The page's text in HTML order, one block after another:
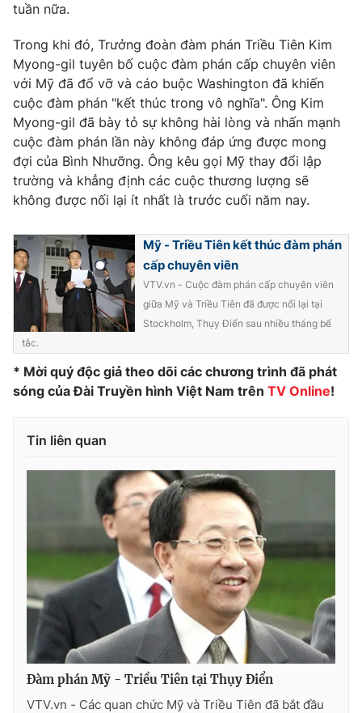
Photo
Video Shorts video
VTV Money VTV Thể thao
VTV Sức khoẻ Bất động sản
Thị trường 24h Tấm lòng Việt
VTV4 Vươn mình bằng AI
VTV9 VTV8
Liên hệ tòa soạn
Theo dõi báo trên
Cơ quan chủ quản: Đài Truyền hình Việt Nam
Cơ quan báo chí:Thời báo VTV
Giấy phép hoạt động báo in và báo điện tử số 483/GP-BTTTT
cấp ngày 29/12/2023
Tổng Biên tập: Vũ Thanh Thủy
Phó Tổng Biên tập:
Nguyễn Thị Mỹ Hạnh, Phạm Quốc Thắng,
Nguyễn Trọng Ninh
Tổng đài VTV: 024.38 355 931 - 024.38 355 932
tuần nữa.
Trong khi đó, Trưởng đoàn đàm phán Triều Tiên Kim
Myong-gil tuyên bố cuộc đàm phán cấp chuyên viên
với Mỹ đã đổ vỡ và cáo buộc Washington đã khiến
cuộc đàm phán "kết thúc trong vô nghĩa". Ông Kim
Myong-gil đã bày tỏ sự không hài lòng và nhấn mạnh
cuộc đàm phán lần này không đáp ứng được mong
đợi của Bình Nhưỡng. Ông kêu gọi Mỹ thay đổi lập
trường và khẳng định các cuộc thương lượng sẽ
không được nối lại ít nhất là trước cuối năm nay.
Mỹ - Triều Tiên kết thúc đàm phán
cấp chuyên viên
VTV.vn - Cuộc đàm phán cấp chuyên viên
giữa Mỹ và Triều Tiên đã được nối lại tại
Stockholm, Thụy Điển sau nhiều tháng bế
tắc.
* Mời quý độc giả theo dõi các chương trình đã phát
sóng của Đài Truyền hình Việt Nam trên TV Online!
Tin liên quan
Đàm phán Mỹ - Triều Tiên tại Thụy Điển
VTV.vn - Các quan chức Mỹ và Triều Tiên đã bắt đầu